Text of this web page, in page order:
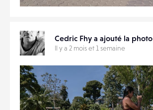
Cedric Fhy a ajouté la photo
Il y a 2 mois et 1 semaine